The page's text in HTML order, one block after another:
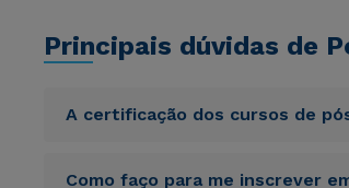
Principais dúvidas de
A certificação dos cursos de
Como faço para me inscrever